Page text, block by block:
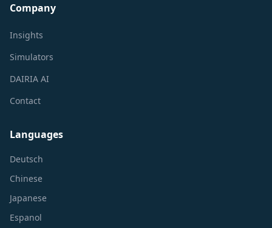
Company
Insights
Simulators
DAIRIA AI
Contact
Languages
Deutsch
Chinese
Japanese
Espanol